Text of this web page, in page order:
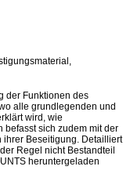
der Funktionen des
alle grundlegenden und
wird, wie
sich zudem mit der
ihrer Beseitigung. Detailliert
Regel nicht Bestandteil
heruntergeladen